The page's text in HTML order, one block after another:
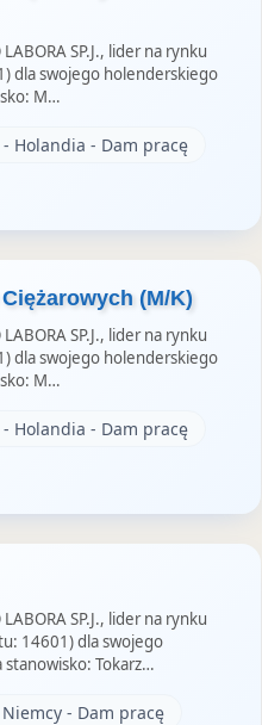
SP.J., lider na rynku
dla swojego holenderskiego
M…
Holandia - Dam pracę
(M/K)
SP.J., lider na rynku
dla swojego holenderskiego
M…
Holandia - Dam pracę
SP.J., lider na rynku
14601) dla swojego
Tokarz…
- Dam pracę